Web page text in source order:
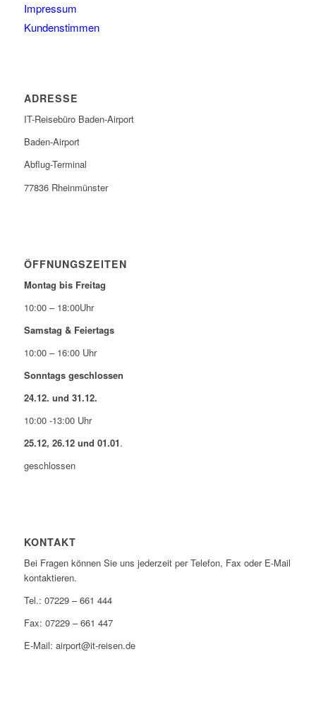
Impressum
Kundenstimmen
ADRESSE
IT-Reisebüro Baden-Airport
Baden-Airport
Abflug-Terminal
77836 Rheinmünster
ÖFFNUNGSZEITEN
Montag bis Freitag
10:00 – 18:00Uhr
Samstag & Feiertags
10:00 – 16:00 Uhr
Sonntags geschlossen
24.12. und 31.12.
10:00 -13:00 Uhr
25.12, 26.12 und 01.01.
geschlossen
KONTAKT
Bei Fragen können Sie uns jederzeit per Telefon, Fax oder E-Mail
kontaktieren.
Tel.: 07229 – 661 444
Fax: 07229 – 661 447
E-Mail: airport@it-reisen.de